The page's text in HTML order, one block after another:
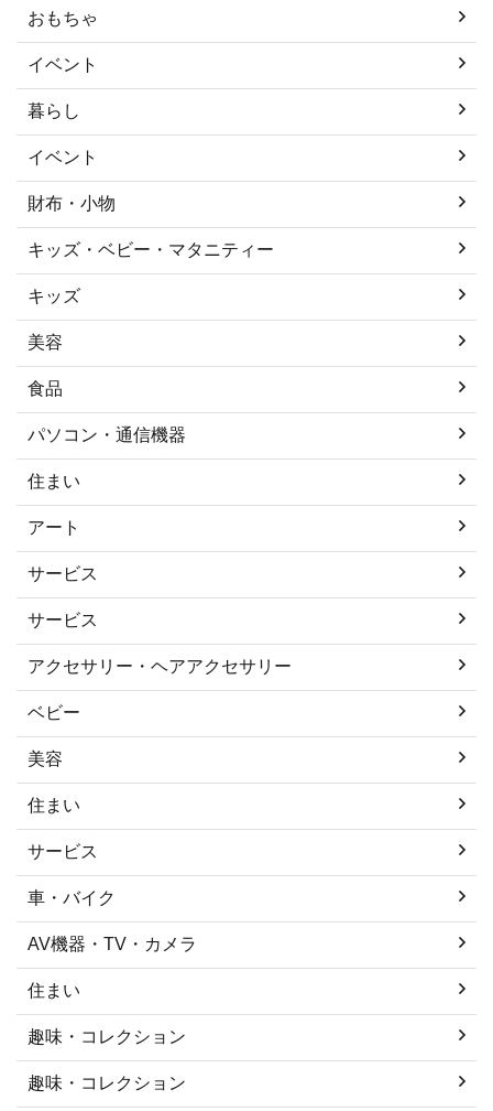
おもちゃ
イベント
暮らし
イベント
財布・小物
キッズ・ベビー・マタニティー
キッズ
美容
食品
パソコン・通信機器
住まい
アート
サービス
サービス
アクセサリー・ヘアアクセサリー
ベビー
美容
住まい
サービス
車・バイク
AV機器・TV・カメラ
住まい
趣味・コレクション
趣味・コレクション